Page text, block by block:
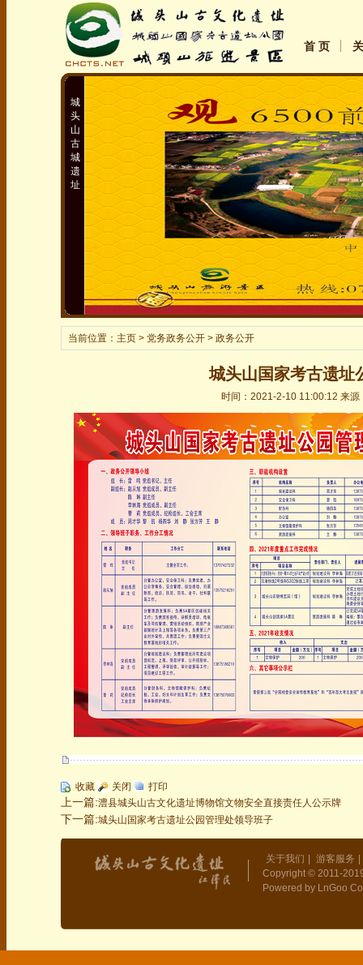
首 页
城
头
山
古
城
遗
址
当前位置： 主页> 党务政务公开 > 政务公开
城头山国家考古遗址
时间：2021-2-10 11:00:12 来
收藏 关闭 打印
上一篇:澧县城头山古文化遗址博物馆文物安全直接责任人公示牌
下一篇:城头山国家考古遗址公园管理处领导班子
关于我们 游客服务
Copyright © 2011-
Powered by LnGoo